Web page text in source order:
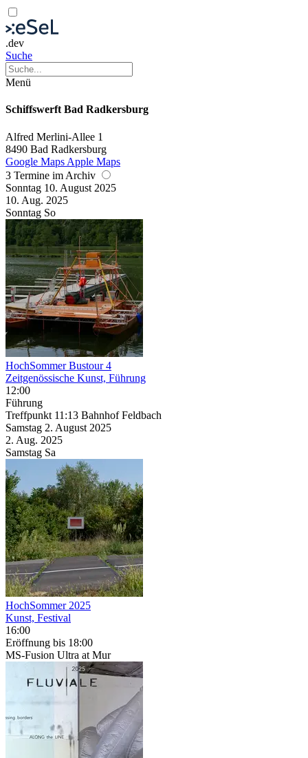
.dev
Suche
Menü
Schiffswerft Bad Radkersburg
Alfred Merlini-Allee 1
8490 Bad Radkersburg
Google Maps Apple Maps
3 Termine im Archiv
Sonntag 10. August 2025
10. Aug. 2025
Sonntag So
HochSommer Bustour 4
Zeitgenössische Kunst, Führung
12:00
Führung
Treffpunkt 11:13 Bahnhof Feldbach
Samstag 2. August 2025
2. Aug. 2025
Samstag Sa
HochSommer 2025
Kunst, Festival
16:00
Eröffnung bis 18:00
MS-Fusion Ultra at Mur